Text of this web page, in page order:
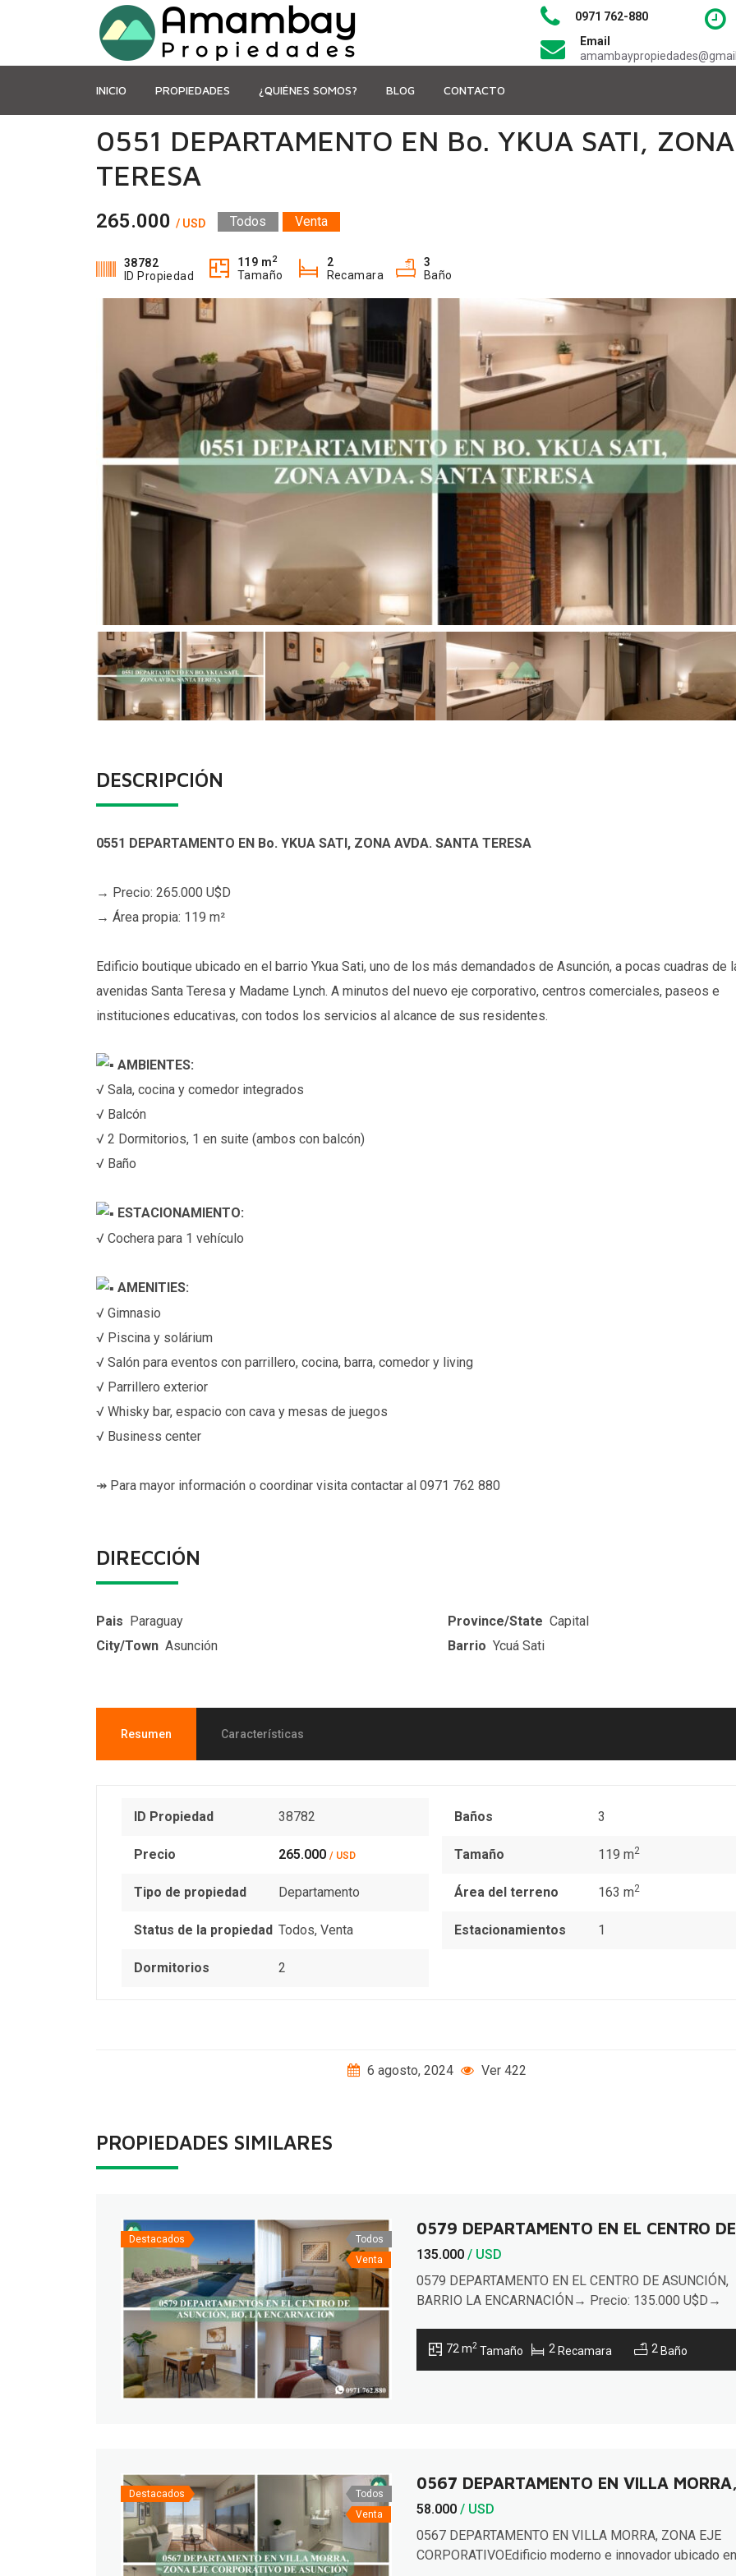
0971 762-880
Email
INICIO PROPIEDADES ¿QUIÉNES SOMOS? BLOG CONTACTO
0551 DEPARTAMENTO EN Bo. YKUA SATI,
TERESA
265.000 / USD Todos Venta
38782
ID Propiedad
119 m2
Tamaño
2
Recamara
3
Baño
DESCRIPCIÓN
0551 DEPARTAMENTO EN Bo. YKUA SATI, ZONA AVDA. SANTA TERESA
→ Precio: 265.000 U$D
→ Área propia: 119 m²
Edificio boutique ubicado en el barrio Ykua Sati, uno de los más demandados de Asunción, a pocas cuadras de
avenidas Santa Teresa y Madame Lynch. A minutos del nuevo eje corporativo, centros comerciales, paseos e
instituciones educativas, con todos los servicios al alcance de sus residentes.
AMBIENTES:
√ Sala, cocina y comedor integrados
√ Balcón
√ 2 Dormitorios, 1 en suite (ambos con balcón)
√ Baño
ESTACIONAMIENTO:
√ Cochera para 1 vehículo
AMENITIES:
√ Gimnasio
√ Piscina y solárium
√ Salón para eventos con parrillero, cocina, barra, comedor y living
√ Parrillero exterior
√ Whisky bar, espacio con cava y mesas de juegos
√ Business center
↠ Para mayor información o coordinar visita contactar al 0971 762 880
DIRECCIÓN
Pais Paraguay Province/State Capital
City/Town Asunción Barrio Ycuá Sati
Resumen Características
ID Propiedad 38782
Precio 265.000 / USD
Tipo de propiedad Departamento
Status de la propiedad Todos, Venta
Dormitorios 2
Baños 3
Tamaño 119 m2
Área del terreno 163 m2
Estacionamientos 1
6 agosto, 2024 Ver 422
PROPIEDADES SIMILARES
Destacados
Todos
Venta
0579 DEPARTAMENTO EN EL CENTRO
135.000 / USD
0579 DEPARTAMENTO EN EL CENTRO DE ASUNCIÓN,
BARRIO LA ENCARNACIÓN→ Precio: 135.000 U$D→
la icónica Plaza Italia, próximo a importantes
educativas como el Colegio Cristo Rey y diversas
72 m2 Tamaño 2 Recamara 2 Baño
Destacados
Todos
Venta
0567 DEPARTAMENTO EN VILLA
58.000 / USD
0567 DEPARTAMENTO EN VILLA MORRA, ZONA EJE
CORPORATIVOEdificio moderno e innovador ubicado en